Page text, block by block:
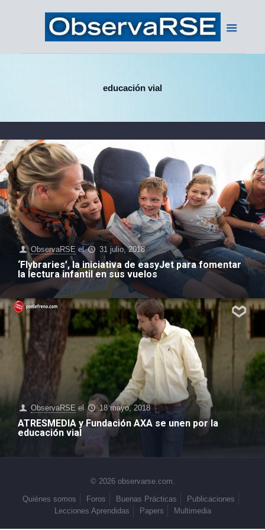
educación vial
ObservaRSE el 31 julio, 2018
‘Flybraries’, la iniciativa de easyJet para fomentar
la lectura infantil en sus vuelos
ObservaRSE el 18 mayo, 2018
ATRESMEDIA y Fundación AXA se unen por la
educación vial
© 2026 observarse.com.
Quiénes somos
Foros Buenas Prácticas
Publicaciones
Lecciones Aprendidas
Papers Multimedia